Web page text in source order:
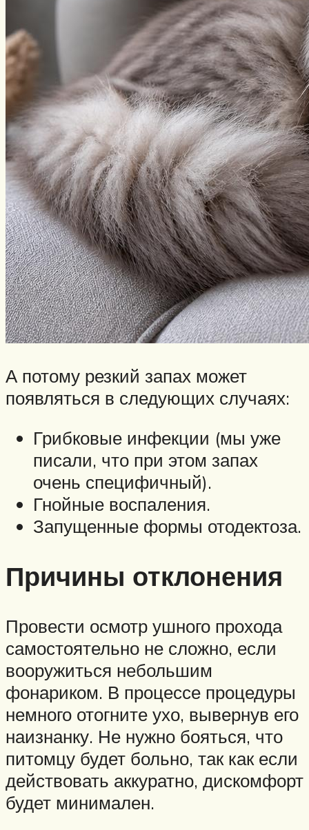
А потому резкий запах может
появляться в следующих случаях:
Грибковые инфекции (мы уже
писали, что при этом запах
очень специфичный).
Гнойные воспаления.
Запущенные формы отодектоза.
Причины отклонения
Провести осмотр ушного прохода
самостоятельно не сложно, если
вооружиться небольшим
фонариком. В процессе процедуры
немного отогните ухо, вывернув его
наизнанку. Не нужно бояться, что
питомцу будет больно, так как если
действовать аккуратно, дискомфорт
будет минимален.